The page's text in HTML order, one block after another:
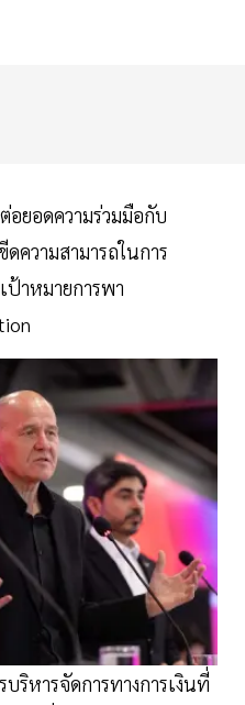
อยอดความร่วมมือกับ
ความสามารถในการ
าหมายการพา
ริหารจัดการทางการเงินที่